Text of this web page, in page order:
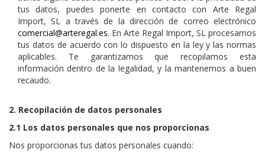
tus datos, puedes ponerte en contacto con Arte Regal
Import, SL a través de la dirección de correo electrónico
comercial@arteregal.es. En Arte Regal Import, SL procesamos
tus datos de acuerdo con lo dispuesto en la ley y las normas
aplicables. Te garantizamos que recopilamos esta
información dentro de la legalidad, y la mantenemos a buen
recaudo.
2. Recopilación de datos personales
2.1 Los datos personales que nos proporcionas
Nos proporcionas tus datos personales cuando: